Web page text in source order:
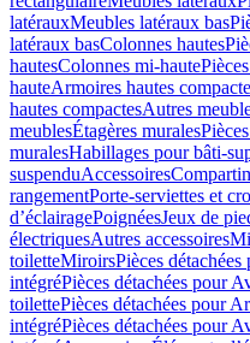
latérauxMeubles latéraux bas
latéraux basColonnes hautes
hautesColonnes mi-haute
hauteArmoires hautes
hautes compactesAutres
meublesÉtagères murales
muralesHabillages pour bâti-
suspenduAccessoires
rangementPorte-serviettes et
d’éclairagePoignéesJeux de
électriquesAutres accessoires
toiletteMiroirsPièces
intégréPièces détachées pour
toilettePièces détachées pour
intégréPièces détachées pour